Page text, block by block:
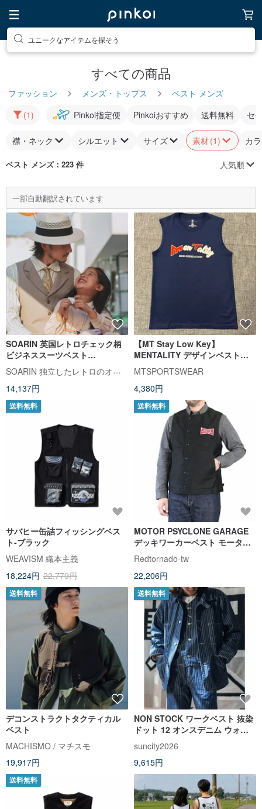
ユニークなアイテムを探そう
すべての商品
ファッション メンズ・トップス
ベスト メンズ
(1)
Pinkoi指定便 Pinkoiおすすめ 送料無料 セ
襟・ネック シルエット サイズ 素材(1) カ
ベスト メンズ：223 件 人気順
一部自動翻訳されています
SOARIN 英国レトロチェック柄
ビジネススーツベスト
(2421B60)
SOARIN 独立したレトロのオリジナルメンズウェア
14,137円
【MT Stay Low Key】
MENTALITY デザインベストト
ップス
MTSPORTSWEAR
4,380円
送料無料
サバヒー缶詰フィッシングベス
ト-ブラック
WEAVISM 織本主義
18,224円 22,779円
送料無料
MOTOR PSYCLONE GARAGE
デッキワーカーベスト モーター
サイクル 高密度ジャングルクロ
ス
Redtornado-tw
22,206円
送料無料
デコンストラクトタクティカル
ベスト
MACHISMO / マチスモ
19,917円
送料無料
NON STOCK ワークベスト 抜染
ドット 12 オンスデニム ウォバ
ト
suncity2026
9,615円
送料無料